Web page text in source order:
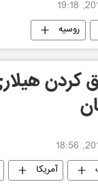
روسیه
کردن
آمریکا